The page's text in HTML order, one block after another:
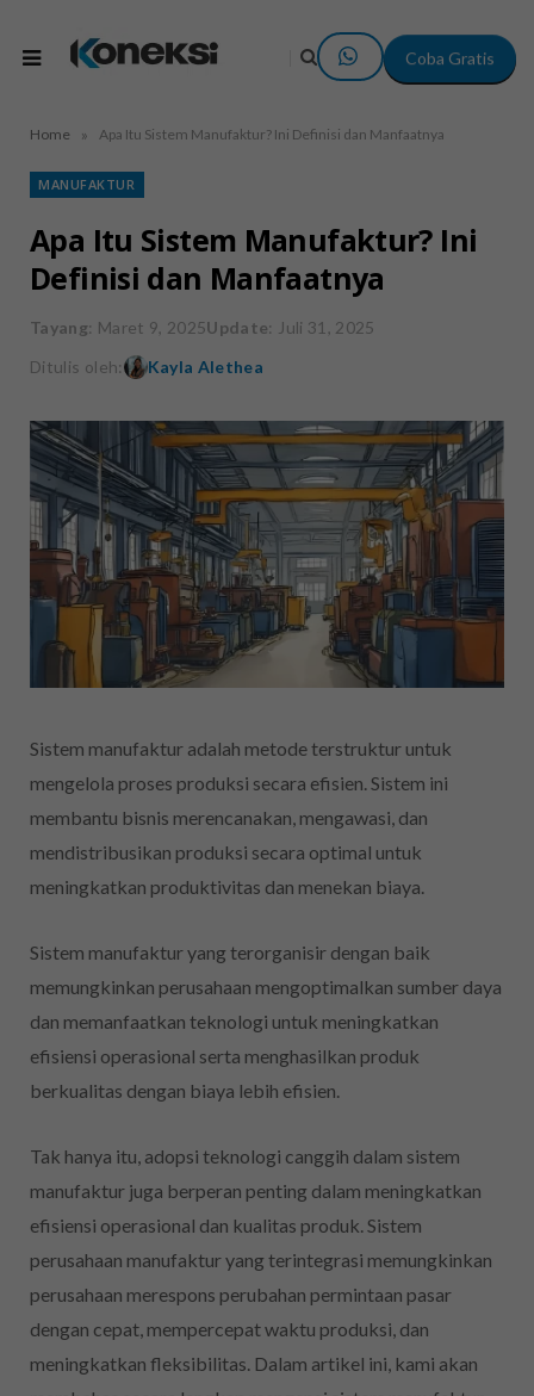
Coba Gratis
Home » Apa Itu Sistem Manufaktur? Ini Definisi dan Manfaatnya
MANUFAKTUR
Apa Itu Sistem Manufaktur? Ini
Definisi dan Manfaatnya
Tayang: Maret 9, 2025Update: Juli 31, 2025
Ditulis oleh:
Kayla Alethea
Sistem manufaktur adalah metode terstruktur untuk
mengelola proses produksi secara efisien. Sistem ini
membantu bisnis merencanakan, mengawasi, dan
mendistribusikan produksi secara optimal untuk
meningkatkan produktivitas dan menekan biaya.
Sistem manufaktur yang terorganisir dengan baik
memungkinkan perusahaan mengoptimalkan sumber daya
dan memanfaatkan teknologi untuk meningkatkan
efisiensi operasional serta menghasilkan produk
berkualitas dengan biaya lebih efisien.
Tak hanya itu, adopsi teknologi canggih dalam sistem
manufaktur juga berperan penting dalam meningkatkan
efisiensi operasional dan kualitas produk. Sistem
perusahaan manufaktur yang terintegrasi memungkinkan
perusahaan merespons perubahan permintaan pasar
dengan cepat, mempercepat waktu produksi, dan
meningkatkan fleksibilitas. Dalam artikel ini, kami akan